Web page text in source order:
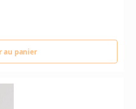
au panier